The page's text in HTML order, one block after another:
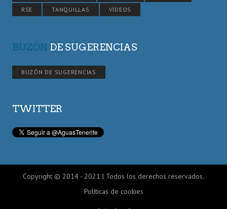
RSE
TANQUILLAS VÍDEOS
BUZÓN DE SUGERENCIAS
BUZÓN DE SUGERENCIAS
TWITTER
Copyright © 2014 - 2021 | Todos los derechos reservados.
Políticas de cookies